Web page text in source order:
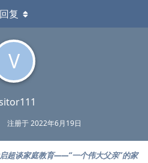
V
注册于2022年6月19日
回复
超谈家庭教育——“一个伟大父亲”的家